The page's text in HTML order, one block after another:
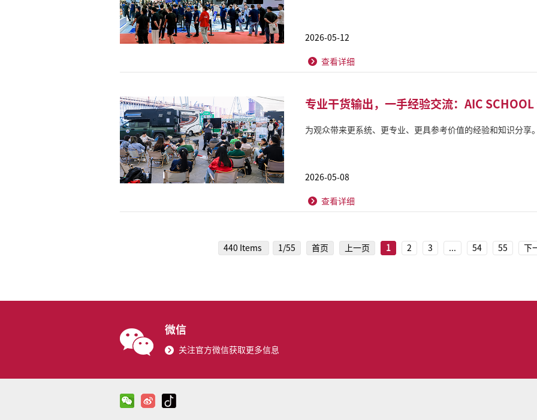
2026-05-12
查看详细
专业干货输出，一手经验交流：AIC
为观众带来更系统、更专业、更具参考价值的经验和知识分享
2026-05-08
查看详细
440 Items 1/55 首页 上一页 1 2 3 ... 54 55 下
微信
关注官方微信获取更多信息